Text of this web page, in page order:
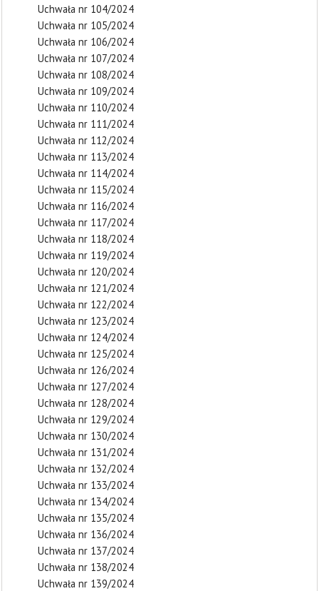
Uchwała nr 104/2024
Uchwała nr 105/2024
Uchwała nr 106/2024
Uchwała nr 107/2024
Uchwała nr 108/2024
Uchwała nr 109/2024
Uchwała nr 110/2024
Uchwała nr 111/2024
Uchwała nr 112/2024
Uchwała nr 113/2024
Uchwała nr 114/2024
Uchwała nr 115/2024
Uchwała nr 116/2024
Uchwała nr 117/2024
Uchwała nr 118/2024
Uchwała nr 119/2024
Uchwała nr 120/2024
Uchwała nr 121/2024
Uchwała nr 122/2024
Uchwała nr 123/2024
Uchwała nr 124/2024
Uchwała nr 125/2024
Uchwała nr 126/2024
Uchwała nr 127/2024
Uchwała nr 128/2024
Uchwała nr 129/2024
Uchwała nr 130/2024
Uchwała nr 131/2024
Uchwała nr 132/2024
Uchwała nr 133/2024
Uchwała nr 134/2024
Uchwała nr 135/2024
Uchwała nr 136/2024
Uchwała nr 137/2024
Uchwała nr 138/2024
Uchwała nr 139/2024